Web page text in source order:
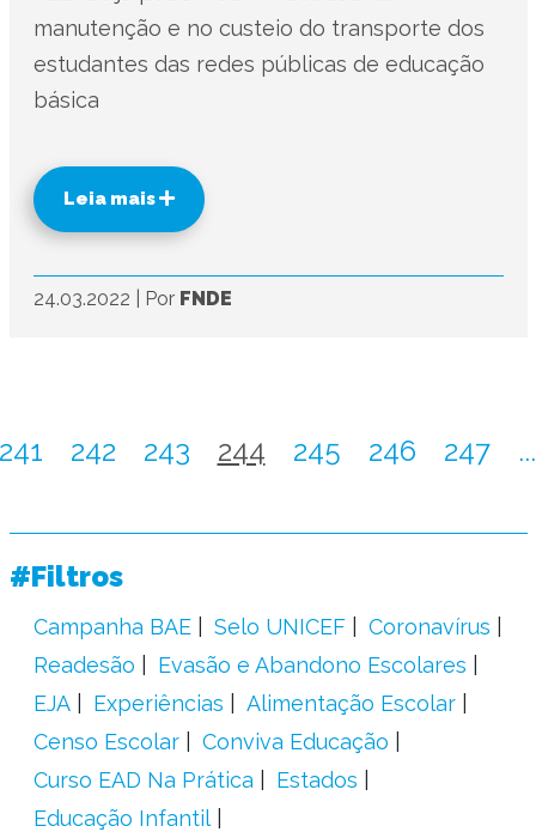
manutenção e no custeio do transporte dos
estudantes das redes públicas de educação
básica
Leia mais
24.03.2022 Por FNDE
242 243 244 245 246 247 ...
#Filtros
Campanha BAE Selo UNICEF
Coronavírus
Readesão
Evasão e Abandono Escolares
EJA
Experiências
Alimentação Escolar
Censo Escolar
Conviva Educação
Curso EAD Na Prática
Estados
Educação Infantil